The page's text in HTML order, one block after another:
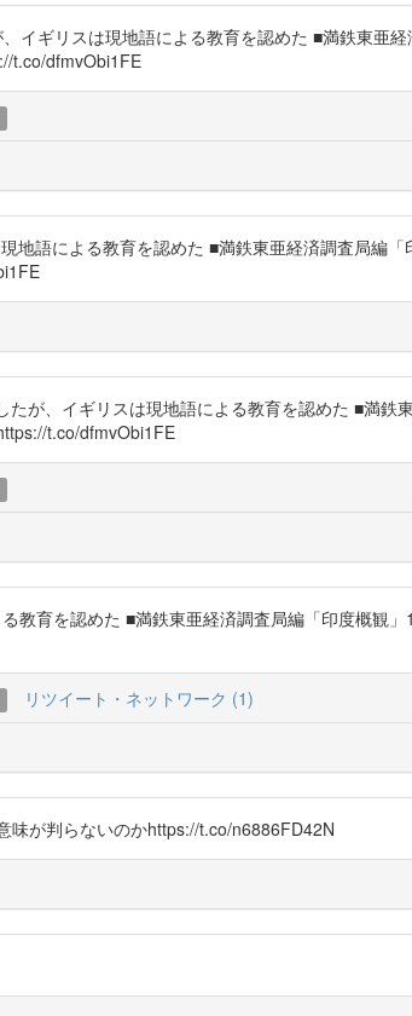
イギリスは現地語による教育を認めた ■満鉄東亜
t.co/dfmvObi1FE
地語による教育を認めた ■満鉄東亜経済調査局編
が、イギリスは現地語による教育を認めた ■満鉄
t.co/dfmvObi1FE
教育を認めた ■満鉄東亜経済調査局編「印度概観
リツイート・ネットワーク (1)
が判らないのかhttps://t.co/n6886FD42N